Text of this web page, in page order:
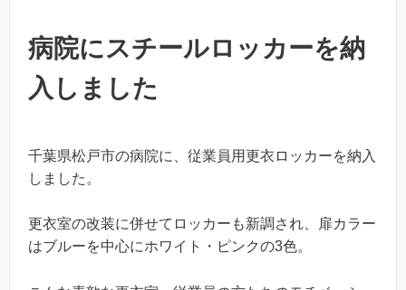
病院にスチールロッカーを納
入しました
千葉県松戸市の病院に、従業員用更衣ロッカーを納入
しました。
更衣室の改装に併せてロッカーも新調され、扉カラー
はブルーを中心にホワイト・ピンクの3色。